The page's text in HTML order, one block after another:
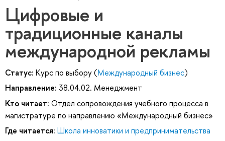
Цифровые и
традиционные каналы
международной рекламы
Статус: Курс по выбору (Международный бизнес)
Направление: 38.04.02. Менеджмент
Кто читает: Отдел сопровождения учебного процесса в
магистратуре по направлению «Международный бизнес»
Где читается: Школа инноватики и предпринимательства